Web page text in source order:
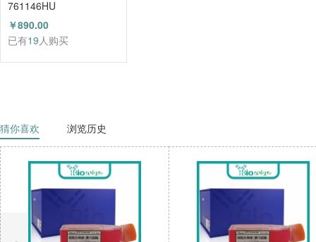
761146HU
￥890.00
已有19人购买
猜你喜欢 浏览历史